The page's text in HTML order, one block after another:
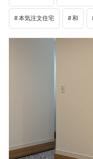
本気注文住宅 和